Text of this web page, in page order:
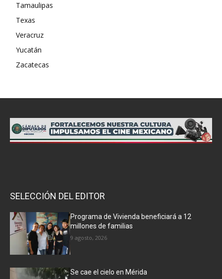
Tamaulipas
Texas
Veracruz
Yucatán
Zacatecas
SELECCIÓN DEL EDITOR
Programa de Vivienda beneficiará a 12
millones de familias
9 agosto, 2026
Se cae el cielo en Mérida